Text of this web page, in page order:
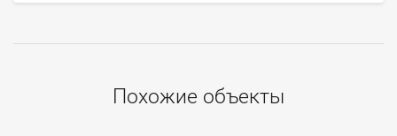
Похожие объекты